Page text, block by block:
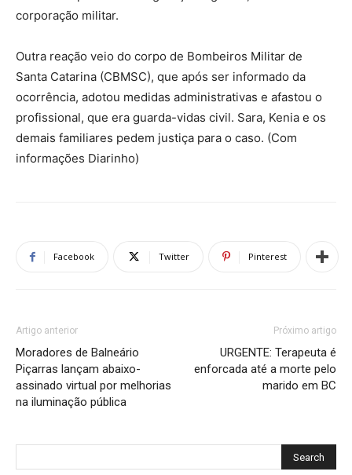
corporação militar.
Outra reação veio do corpo de Bombeiros Militar de
Santa Catarina (CBMSC), que após ser informado da
ocorrência, adotou medidas administrativas e afastou o
profissional, que era guarda-vidas civil. Sara, Kenia e os
demais familiares pedem justiça para o caso. (Com
informações Diarinho)
Facebook Twitter Pinterest
Artigo anterior
Moradores de Balneário
Piçarras lançam abaixo-
assinado virtual por melhorias
na iluminação pública
Próximo artigo
URGENTE: Terapeuta é
enforcada até a morte pelo
marido em BC